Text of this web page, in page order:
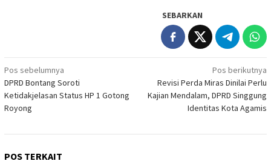
SEBARKAN
Navigasi
pos
Pos sebelumnya
DPRD Bontang Soroti
Ketidakjelasan Status HP 1 Gotong
Royong
Pos berikutnya
Revisi Perda Miras Dinilai Perlu
Kajian Mendalam, DPRD Singgung
Identitas Kota Agamis
POS TERKAIT